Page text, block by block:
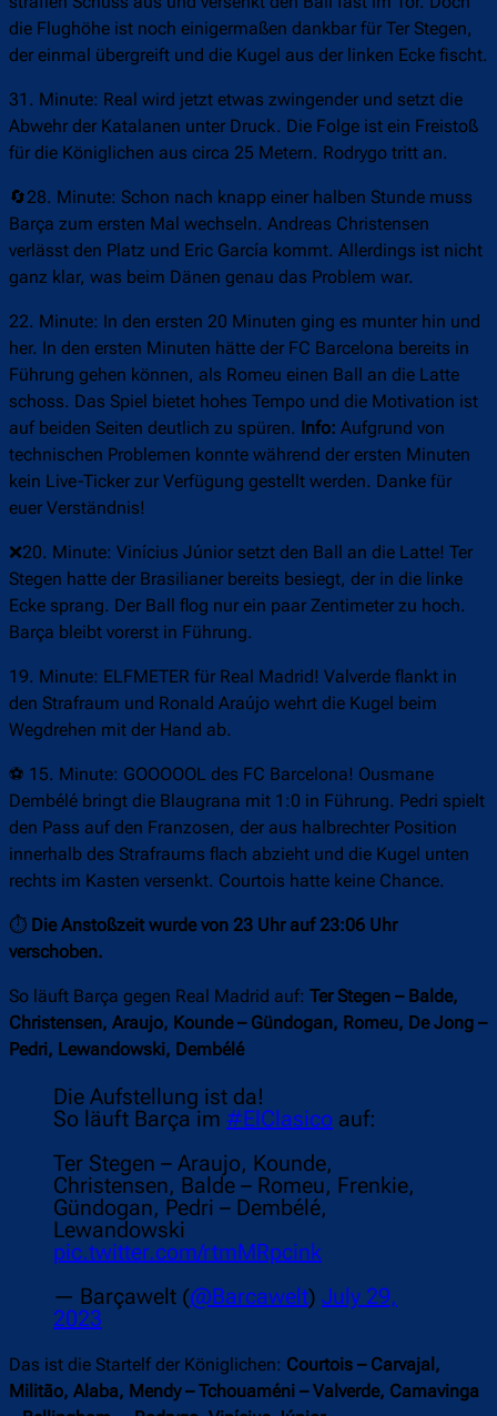
die Flughöhe ist noch einigermaßen dankbar für Ter Stegen,
der einmal übergreift und die Kugel aus der linken Ecke fischt.
31. Minute: Real wird jetzt etwas zwingender und setzt die
Abwehr der Katalanen unter Druck. Die Folge ist ein Freistoß
für die Königlichen aus circa 25 Metern. Rodrygo tritt an.
🔄28. Minute: Schon nach knapp einer halben Stunde muss
Barça zum ersten Mal wechseln. Andreas Christensen
verlässt den Platz und Eric García kommt. Allerdings ist nicht
ganz klar, was beim Dänen genau das Problem war.
22. Minute: In den ersten 20 Minuten ging es munter hin und
her. In den ersten Minuten hätte der FC Barcelona bereits in
Führung gehen können, als Romeu einen Ball an die Latte
schoss. Das Spiel bietet hohes Tempo und die Motivation ist
auf beiden Seiten deutlich zu spüren. Info: Aufgrund von
technischen Problemen konnte während der ersten Minuten
kein Live-Ticker zur Verfügung gestellt werden. Danke für
euer Verständnis!
❌20. Minute: Vinícius Júnior setzt den Ball an die Latte! Ter
Stegen hatte der Brasilianer bereits besiegt, der in die linke
Ecke sprang. Der Ball flog nur ein paar Zentimeter zu hoch.
Barça bleibt vorerst in Führung.
19. Minute: ELFMETER für Real Madrid! Valverde flankt in
den Strafraum und Ronald Araújo wehrt die Kugel beim
Wegdrehen mit der Hand ab.
⚽ 15. Minute: GOOOOOL des FC Barcelona! Ousmane
Dembélé bringt die Blaugrana mit 1:0 in Führung. Pedri spielt
den Pass auf den Franzosen, der aus halbrechter Position
innerhalb des Strafraums flach abzieht und die Kugel unten
rechts im Kasten versenkt. Courtois hatte keine Chance.
⏱ Die Anstoßzeit wurde von 23 Uhr auf 23:06 Uhr
verschoben.
So läuft Barça gegen Real Madrid auf: Ter Stegen – Balde,
Christensen, Araujo, Kounde – Gündogan, Romeu, De Jong –
Pedri, Lewandowski, Dembélé
Die Aufstellung ist da!
So läuft Barça im #ElClasico auf:
Ter Stegen – Araujo, Kounde,
Christensen, Balde – Romeu, Frenkie,
Gündogan, Pedri – Dembélé,
Lewandowski
pic.twitter.com/rtmMRpcink
— Barçawelt (@Barcawelt) July 29,
2023
Das ist die Startelf der Königlichen: Courtois – Carvajal,
Militão, Alaba, Mendy – Tchouaméni – Valverde, Camavinga